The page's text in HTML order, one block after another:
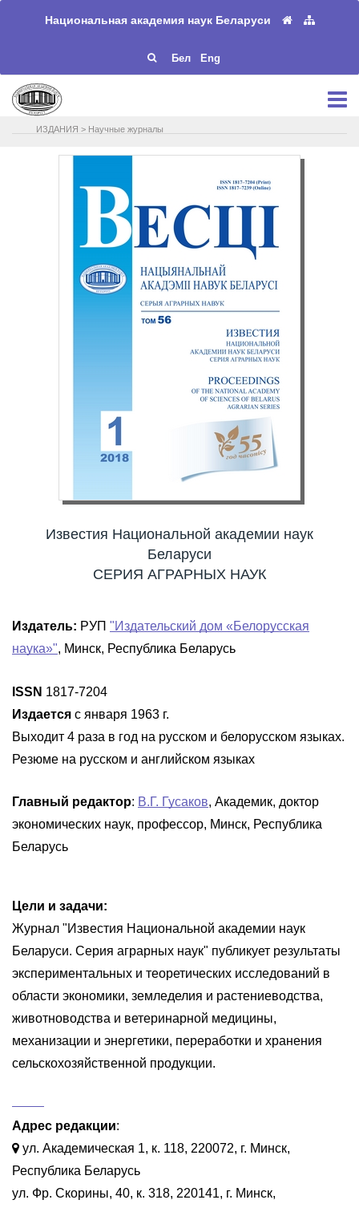
Национальная академия наук Беларуси
Бел Eng
ИЗДАНИЯ > Научные журналы
Известия Национальной академии наук
Беларуси
СЕРИЯ АГРАРНЫХ НАУК
Издатель: РУП "Издательский дом «Белорусская
наука»", Минск, Республика Беларусь
ISSN 1817-7204
Издается с января 1963 г.
Выходит 4 раза в год на русском и белорусском языках.
Резюме на русском и английском языках
Главный редактор: В.Г. Гусаков, Академик, доктор
экономических наук, профессор, Минск, Республика
Беларусь
Цели и задачи:
Журнал "Известия Национальной академии наук
Беларуси. Серия аграрных наук" публикует результаты
экспериментальных и теоретических исследований в
области экономики, земледелия и растениеводства,
животноводства и ветеринарной медицины,
механизации и энергетики, переработки и хранения
сельскохозяйственной продукции.
Адрес редакции:
ул. Академическая 1, к. 118, 220072, г. Минск,
Республика Беларусь
ул. Фр. Скорины, 40, к. 318, 220141, г. Минск,